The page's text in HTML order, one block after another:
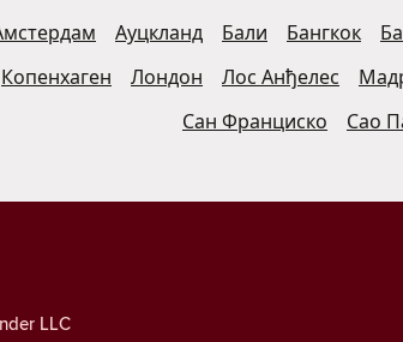
Ауцкланд Бали Бангкок
Копенхаген
Лондон Лос Анђелес
Сан Франциско
Сао
LLC